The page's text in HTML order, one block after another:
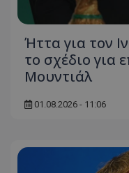
Ήττα για τον
το σχέδιο για
Μουντιάλ
01.08.2026 - 11:06